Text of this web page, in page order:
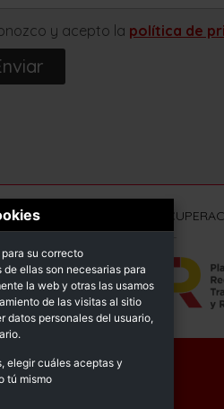
y acepto la política de
DEL MECANISMO DE
de accesibilidad
su correcto
ellas son necesarias para
la web y otras las usamos
de las visitas al sitio
datos personales del usuario,
elegir cuáles aceptas y
tú mismo